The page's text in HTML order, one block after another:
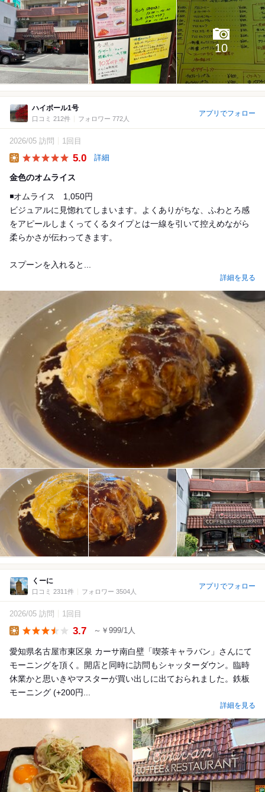
10
ハイボール1号
口コミ 212件 フォロワー 772人
アプリでフォロー
2026/05 訪問 1回目
5.0 詳細
金色のオムライス
◾️オムライス 1,050円
ビジュアルに見惚れてしまいます。よくありがちな、ふわとろ感
をアピールしまくってくるタイプとは一線を引いて控えめながら
柔らかさが伝わってきます。
スプーンを入れると...
詳細を見る
くーに
口コミ 2311件 フォロワー 3504人
アプリでフォロー
2026/05 訪問 1回目
3.7 ～￥999/1人
愛知県名古屋市東区泉 カーサ南白壁「喫茶キャラバン」さんにて
モーニングを頂く。開店と同時に訪問もシャッターダウン。臨時
休業かと思いきやマスターが買い出しに出ておられました。鉄板
モーニング (+200円...
詳細を見る